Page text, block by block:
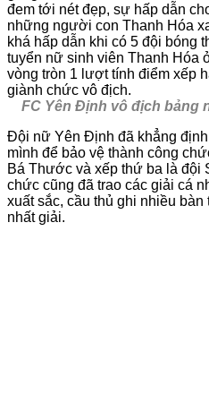
đem tới nét đẹp, sự hấp dẫn
những người con Thanh Hóa
khá hấp dẫn khi có 5 đội bóng
tuyển nữ sinh viên Thanh Hóa
vòng tròn 1 lượt tính điểm xếp
giành chức vô địch.
FC Yên Định vô địch bảng
Đội nữ Yên Định đã khẳng
mình để bảo vệ thành công
Bá Thước và xếp thứ ba là đội
chức cũng đã trao các giải cá
xuất sắc, cầu thủ ghi nhiều
nhất giải.
FC nữ